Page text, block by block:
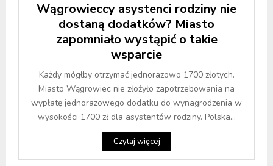
Wągrowieccy asystenci rodziny nie
dostaną dodatków? Miasto
zapomniało wystąpić o takie
wsparcie
Każdy mógłby otrzymać jednorazowo 1700 złotych.
Miasto Wągrowiec nie złożyło zapotrzebowania na
wypłatę jednorazowego dodatku do wynagrodzenia w
wysokości 1700 zł dla asystentów rodziny. Polska...
Czytaj więcej